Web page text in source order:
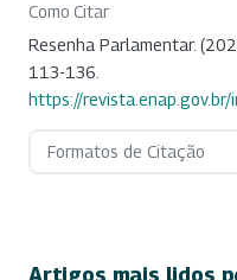
Como Citar
Resenha Parlamentar.
113-136.
https://
Formatos de Citação
Artigos mais lidos